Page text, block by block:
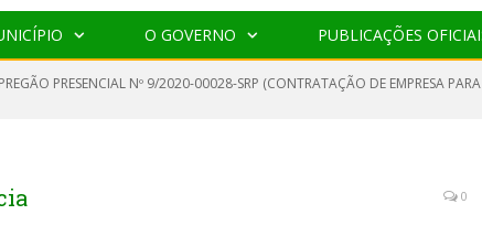
O GOVERNO PUBLICAÇÕES
PREGÃO PRESENCIAL Nº 9/2020-00028-SRP (CONTRATAÇÃO DE EMPRESA
0